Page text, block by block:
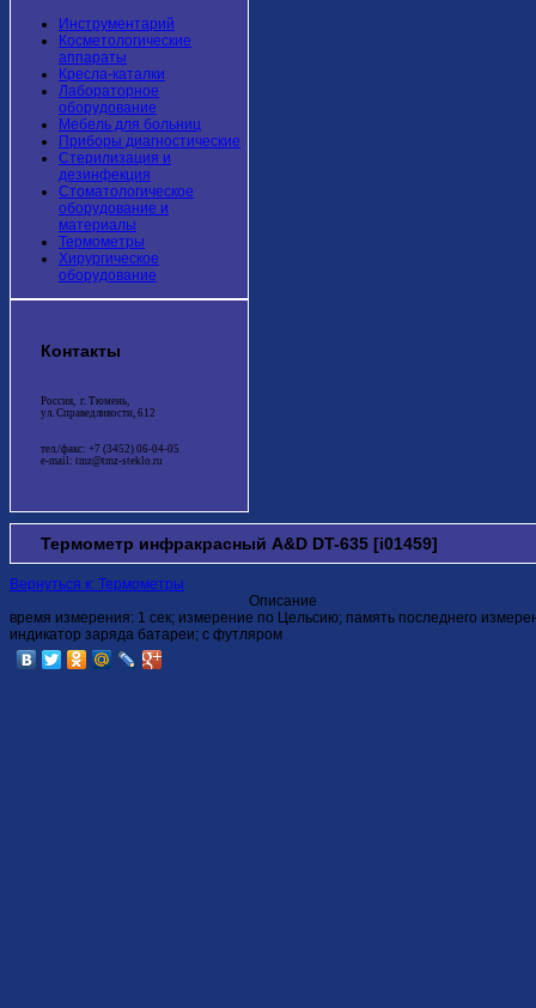
Инструментарий
Косметологические
аппараты
Кресла-каталки
Лабораторное
оборудование
Мебель для больниц
Приборы диагностические
Стерилизация и
дезинфекция
Стоматологическое
оборудование и
материалы
Термометры
Хирургическое
оборудование
Контакты
Россия, г. Тюмень,
ул. Справедливости, 612
тел./факс: +7 (3452) 06-04-05
e-mail: tmz@tmz-steklo.ru
Термометр инфракрасный A&D DT-635 [i01459]
Вернуться к: Термометры
Описание
время измерения: 1 сек; измерение по Цельсию; память последнего
индикатор заряда батареи; с футляром